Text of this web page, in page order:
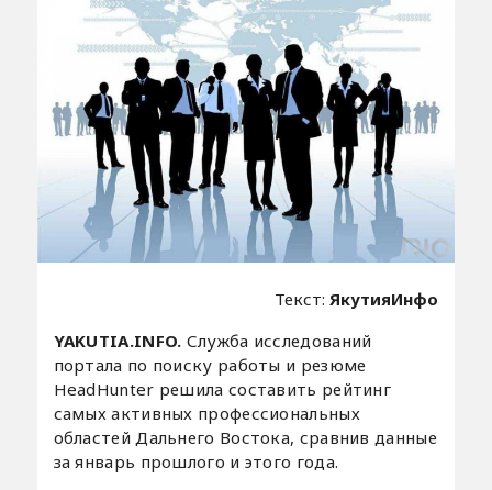
Текст:ЯкутияИнфо
YAKUTIA.INFO. Служба исследований
портала по поиску работы и резюме
HeadHunter решила составить рейтинг
самых активных профессиональных
областей Дальнего Востока, сравнив данные
за январь прошлого и этого года.